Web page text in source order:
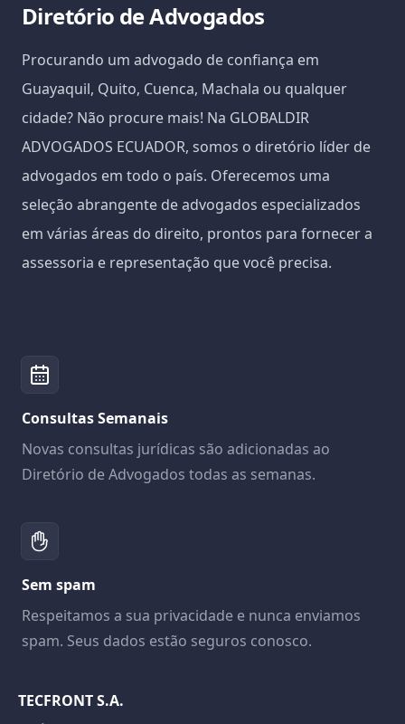
Diretório de Advogados
Procurando um advogado de confiança em
Guayaquil, Quito, Cuenca, Machala ou qualquer
cidade? Não procure mais! Na GLOBALDIR
ADVOGADOS ECUADOR, somos o diretório líder de
advogados em todo o país. Oferecemos uma
seleção abrangente de advogados especializados
em várias áreas do direito, prontos para fornecer a
assessoria e representação que você precisa.
Consultas Semanais
Novas consultas jurídicas são adicionadas ao
Diretório de Advogados todas as semanas.
Sem spam
Respeitamos a sua privacidade e nunca enviamos
spam. Seus dados estão seguros conosco.
TECFRONT S.A.